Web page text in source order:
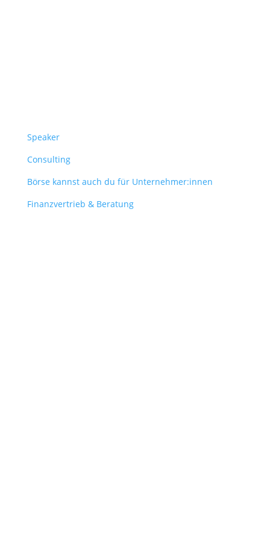
Speaker
Consulting
Börse kannst auch du für Unternehmer:innen
Finanzvertrieb & Beratung